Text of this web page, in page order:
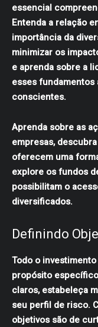
essencial
Entenda a relação
importância da
minimizar os
e aprenda sobre a
esses fundamentos
conscientes.
Aprenda sobre as
empresas,
oferecem uma
explore os fundos
possibilitam o
diversificados.
Definindo
Todo o
propósito
claros, estabeleça
seu perfil de risco.
objetivos são de